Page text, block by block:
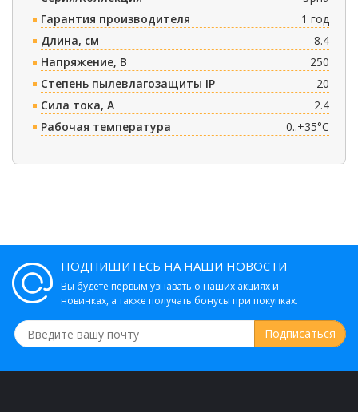
Гарантия производителя
1 год
Длина, см
8.4
Напряжение, В
250
Степень пылевлагозащиты IP
20
Сила тока, A
2.4
Рабочая температура
0..+35°C
ПОДПИШИТЕСЬ НА НАШИ НОВОСТИ
Вы будете первым узнавать о наших акциях и
новинках, а также получать бонусы при покупках.